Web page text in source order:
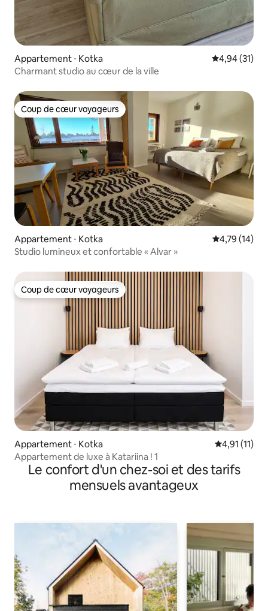
Appartement ⋅ Kotka Évaluation
4,94 (31)
Charmant studio au cœur de la ville
Coup de cœur voyageurs
Coup de cœur voyageurs
Appartement ⋅ Kotka Évaluation
4,79 (14)
Studio lumineux et confortable « Alvar »
Coup de cœur voyageurs
Coup de cœur voyageurs
Appartement ⋅ Kotka Évaluation
4,91 (11)
Appartement de luxe à Katariina ! 1
Le confort d'un chez-soi et des tarifs
mensuels avantageux